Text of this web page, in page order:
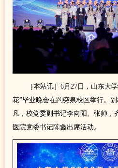
［本站讯］6月27日，山东大
花”毕业晚会在趵突泉校区举行。
凡，校党委副书记李向阳、张帅
医院党委书记陈鑫出席活动。